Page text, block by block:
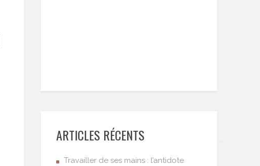
ARTICLES RÉCENTS
Travailler de ses mains : l’antidote